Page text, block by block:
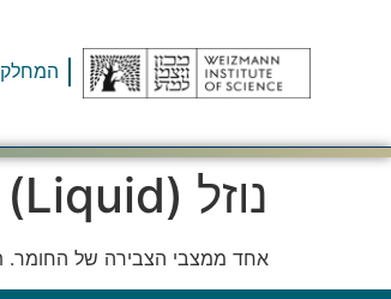
נוזל (Liquid)
אחד ממצבי הצבירה של החומר.